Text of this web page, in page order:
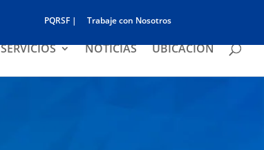
PQRSF | Trabaje con Nosotros
SERVICIOS NOTICIAS UBICACIÓN